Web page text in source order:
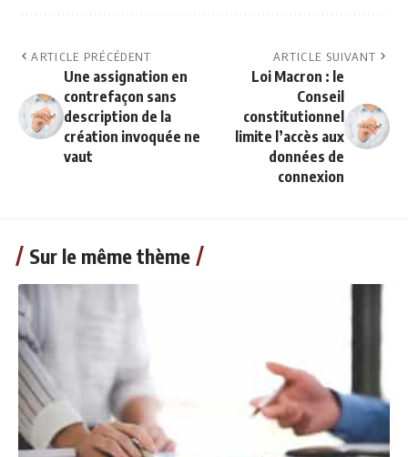
ARTICLE PRÉCÉDENT
Une assignation en
contrefaçon sans
description de la
création invoquée ne
vaut
ARTICLE SUIVANT
Loi Macron : le
Conseil
constitutionnel
limite l’accès aux
données de
connexion
Sur le même thème